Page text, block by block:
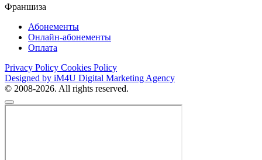
Франшиза
Абонементы
Онлайн-абонементы
Оплата
Privacy Policy Cookies Policy
Designed by iM4U Digital Marketing Agency
© 2008-2026. All rights reserved.